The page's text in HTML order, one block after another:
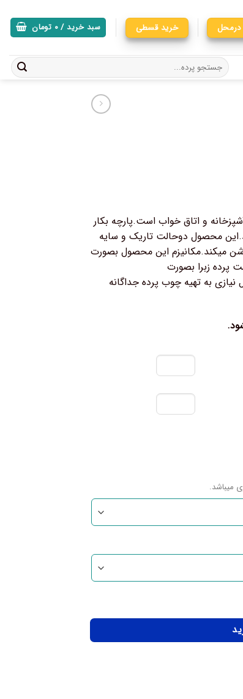
خرید قسطی سبد خرید / ۰ تومان
و اتاق خواب است.پارچه بکار
محصول دوحالت تاریک و سایه
میکند.مکانیزم این محصول بصورت
پرده زبرا بصورت
به تهیه چوب پرده جداگانه